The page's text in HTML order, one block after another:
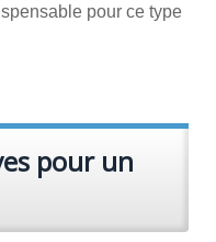
pour ce type
pour un